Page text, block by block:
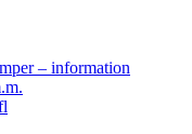
– information